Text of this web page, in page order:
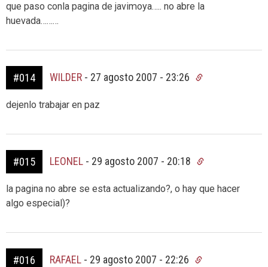
que paso conla pagina de javimoya….. no abre la
huevada………
#014 WILDER - 27 agosto 2007 - 23:26
dejenlo trabajar en paz
#015 LEONEL - 29 agosto 2007 - 20:18
la pagina no abre se esta actualizando?, o hay que hacer
algo especial)?
#016 RAFAEL - 29 agosto 2007 - 22:26